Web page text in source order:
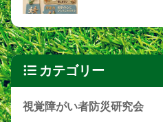
カテゴリー
視覚障がい者防災研究会